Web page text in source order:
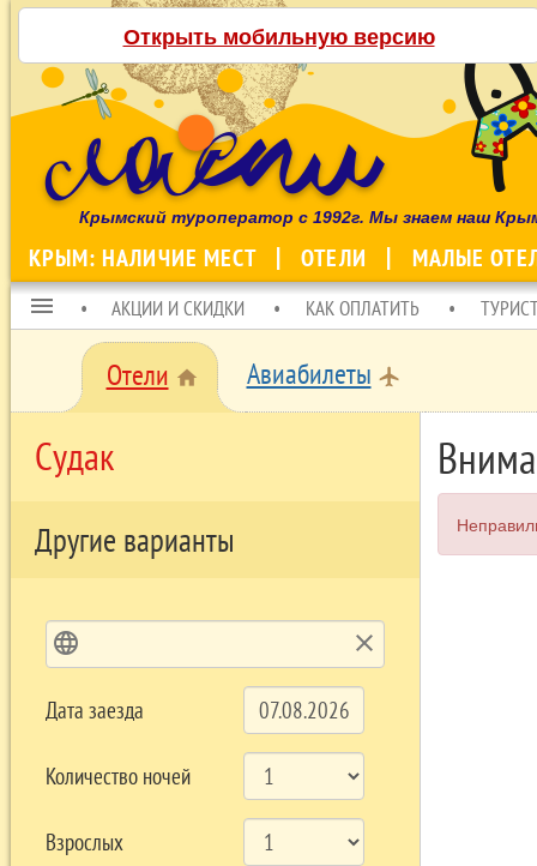
Открыть мобильную версию
Крымский туроператор с 1992г. Мы знаем наш
КРЫМ: НАЛИЧИЕ МЕСТ ОТЕЛИ МАЛЫЕ
menu АКЦИИ И СКИДКИ КАК ОПЛАТИТЬ
Отели home Авиабилеты local_airport
Судак
Другие варианты
language clear
Дата заезда
Количество ночей
Взрослых